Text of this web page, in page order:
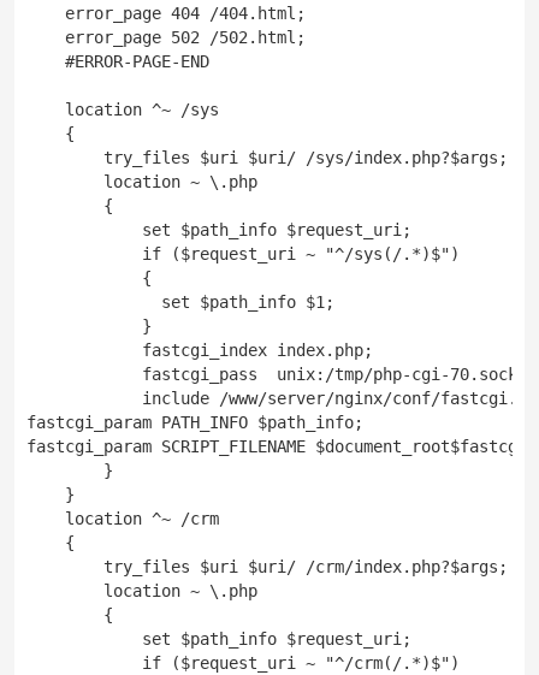
error_page 404 /404.html;
error_page 502 /502.html;
#ERROR-PAGE-END
location ^~ /sys
{
try_files $uri $uri/ /sys/index.php?$args;
location ~ \.php
{
set $path_info $request_uri;
if ($request_uri ~ "^/sys(/.*)$")
{
set $path_info $1;
}
fastcgi_index index.php;
fastcgi_pass  unix:/tmp/php-cgi-70.sock; #根据
include /www/server/nginx/conf/fastcgi.conf;  #
fastcgi_param PATH_INFO $path_info;
fastcgi_param SCRIPT_FILENAME
}
}
location ^~ /crm
{
try_files $uri $uri/ /crm/index.php?$args;
location ~ \.php
{
set $path_info $request_uri;
if ($request_uri ~ "^/crm(/.*)$")